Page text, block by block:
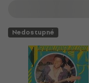
Nedostupné